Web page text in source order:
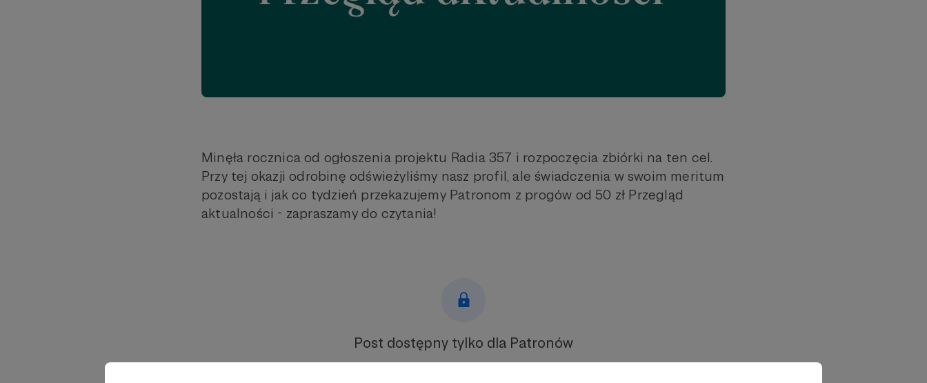
Minęła rocznica od ogłoszenia projektu Radia 357 i rozpoczęcia zbiórki na ten cel.
Przy tej okazji odrobinę odświeżyliśmy nasz profil, ale świadczenia w swoim meritum
pozostają i jak co tydzień przekazujemy Patronom z progów od 50 zł Przegląd
aktualności - zapraszamy do czytania!
Post dostępny tylko dla Patronów